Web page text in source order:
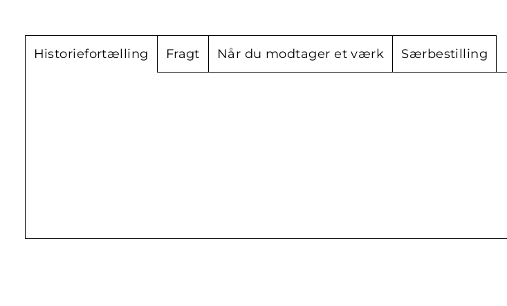
Historiefortælling Fragt Når du modtager et værk Særbestilling